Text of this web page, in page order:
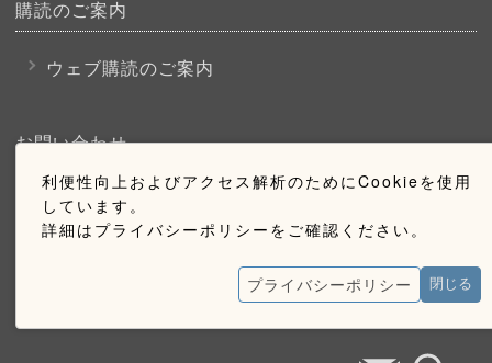
利便性向上およびアクセス解析のためにCookieを使用
しています。
詳細はプライバシーポリシーをご確認ください。
プライバシーポリシー 閉じる
購読のご案内
ウェブ購読のご案内
お問い合わせ
採用情報
お問い合わせ